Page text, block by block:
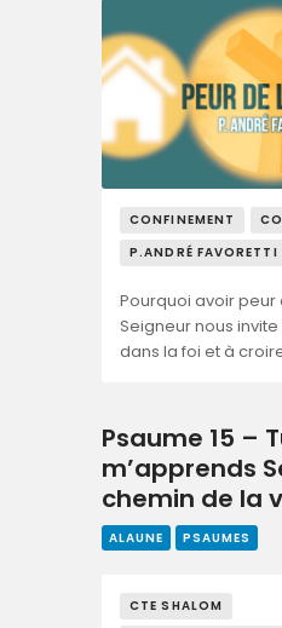
CONFINEMENT
P.ANDRÉ FAVORETTI
Pourquoi avoir peur
Seigneur nous
dans la foi et à
Psaume 15 –
m’apprends
chemin de la
ALAUNE PSAUMES
CTE SHALOM